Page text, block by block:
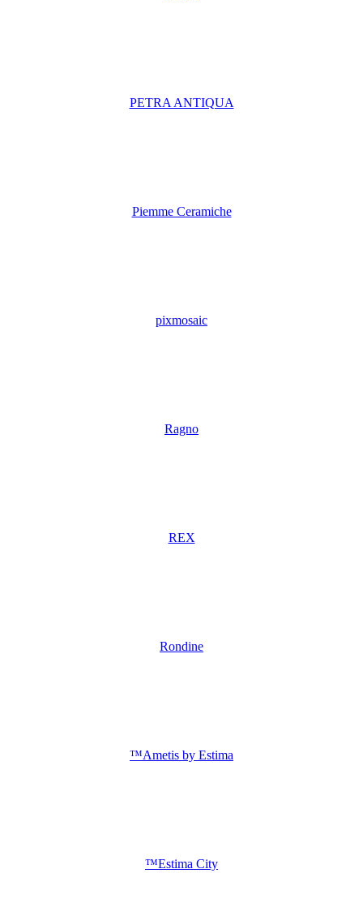
PETRA ANTIQUA
Piemme Ceramiche
pixmosaic
Ragno
REX
Rondine
™Ametis by Estima
™Estima City